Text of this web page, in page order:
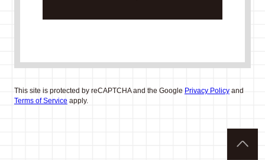
This site is protected by reCAPTCHA and the Google Privacy Policyand
Terms of Service apply.